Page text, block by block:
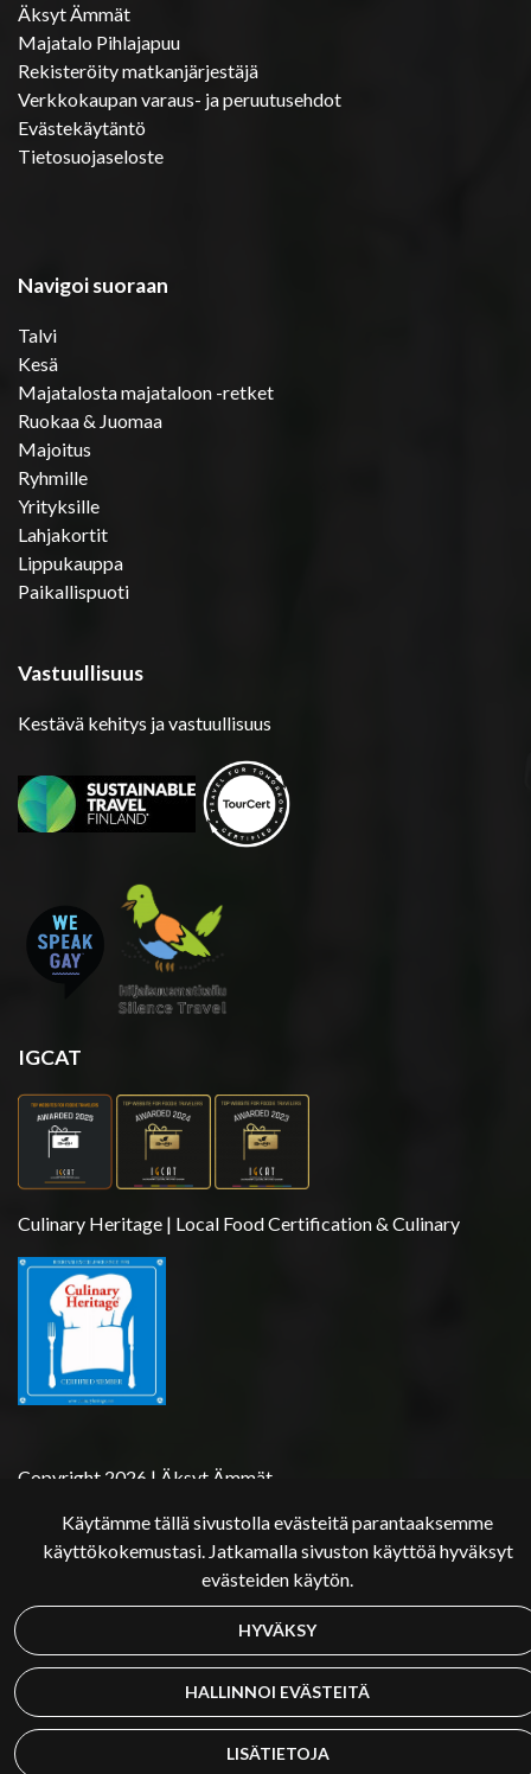
Käytämme tällä sivustolla evästeitä parantaaksemme
käyttökokemustasi. Jatkamalla sivuston käyttöä hyväksyt
evästeiden käytön.
HYVÄKSY
HALLINNOI EVÄSTEITÄ
LISÄTIETOJA
Äksyt Ämmät
Majatalo Pihlajapuu
Rekisteröity matkanjärjestäjä
Verkkokaupan varaus- ja peruutusehdot
Evästekäytäntö
Tietosuojaseloste
Navigoi suoraan
Talvi
Kesä
Majatalosta majataloon -retket
Ruokaa & Juomaa
Majoitus
Ryhmille
Yrityksille
Lahjakortit
Lippukauppa
Paikallispuoti
Vastuullisuus
Kestävä kehitys ja vastuullisuus
IGCAT
Culinary Heritage | Local Food Certification & Culinary
Copyright 2026 | Äksyt Ämmät